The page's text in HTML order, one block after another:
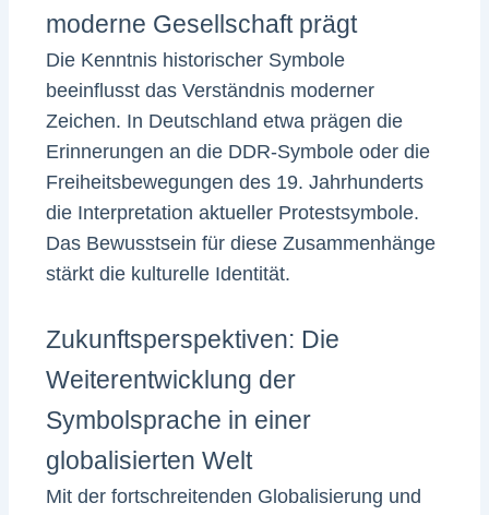
moderne Gesellschaft prägt
Die Kenntnis historischer Symbole
beeinflusst das Verständnis moderner
Zeichen. In Deutschland etwa prägen die
Erinnerungen an die DDR-Symbole oder die
Freiheitsbewegungen des 19. Jahrhunderts
die Interpretation aktueller Protestsymbole.
Das Bewusstsein für diese Zusammenhänge
stärkt die kulturelle Identität.
Zukunftsperspektiven: Die
Weiterentwicklung der
Symbolsprache in einer
globalisierten Welt
Mit der fortschreitenden Globalisierung und